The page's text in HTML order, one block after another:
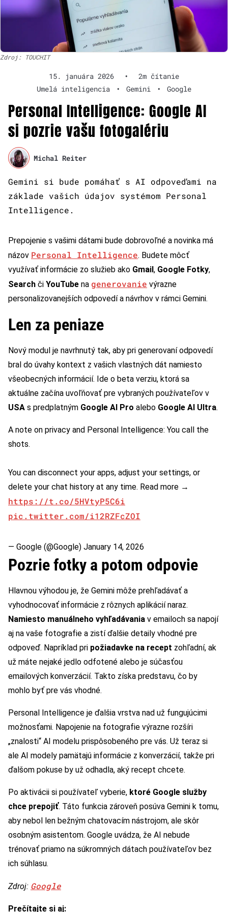
Zdroj: TOUCHIT
15. januára 2026 •
2m čítanie
Umelá inteligencia
• Gemini • Google
Personal Intelligence: Google AI
si pozrie vašu fotogalériu
Michal Reiter
Gemini si bude pomáhať s AI odpoveďami na
základe vašich údajov systémom Personal
Intelligence.
Prepojenie s vašimi dátami bude dobrovoľné a novinka má
názov Personal Intelligence. Budete môcť
využívať informácie zo služieb ako Gmail , Google Fotky,
Search či YouTube na generovanie výrazne
personalizovanejších odpovedí a návrhov v rámci Gemini.
Len za peniaze
Nový modul je navrhnutý tak, aby pri generovaní odpovedí
bral do úvahy kontext z vašich vlastných dát namiesto
všeobecných informácií. Ide o beta verziu, ktorá sa
aktuálne začína uvoľňovať pre vybraných používateľov v
USA s predplatným Google AI Pro alebo Google AI Ultra.
A note on privacy and Personal Intelligence: You call the
shots.
You can disconnect your apps, adjust your settings, or
delete your chat history at any time. Read more →
https://t.co/5HVtyP5C6i
pic.twitter.com/i12RZFcZOI
— Google (@Google) January 14, 2026
Pozrie fotky a potom odpovie
Hlavnou výhodou je, že Gemini môže prehľadávať a
vyhodnocovať informácie z rôznych aplikácií naraz.
Namiesto manuálneho vyhľadávania v emailoch sa napojí
aj na vaše fotografie a zistí ďalšie detaily vhodné pre
odpoveď. Napríklad pri požiadavke na recept zohľadní, ak
už máte nejaké jedlo odfotené alebo je súčasťou
emailových konverzácií. Takto získa predstavu, čo by
mohlo byť pre vás vhodné.
Personal Intelligence je ďalšia vrstva nad už fungujúcimi
možnosťami. Napojenie na fotografie výrazne rozšíri
„znalosti“ AI modelu prispôsobeného pre vás. Už teraz si
ale AI modely pamätajú informácie z konverzácií, takže pri
ďalšom pokuse by už odhadla, aký recept chcete.
Po aktivácii si používateľ vyberie, ktoré Google služby
chce prepojiť. Táto funkcia zároveň posúva Gemini k tomu,
aby nebol len bežným chatovacím nástrojom, ale skôr
osobným asistentom. Google uvádza, že AI nebude
trénovať priamo na súkromných dátach používateľov bez
ich súhlasu.
Zdroj: Google
Prečítajte si aj: